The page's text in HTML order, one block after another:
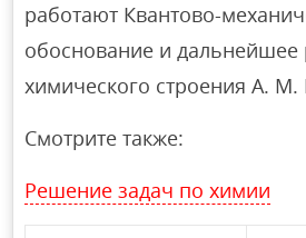
работают Квантово-
обоснование и дальнейшее
химического строения А. М.
Смотрите также:
Решение задач по химии